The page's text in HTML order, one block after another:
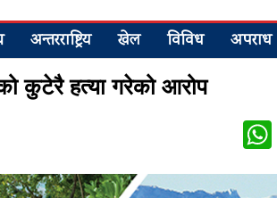
अन्तरराष्ट्रिय खेल विविध अपराध
कुटेरै हत्या गरेको आरोप